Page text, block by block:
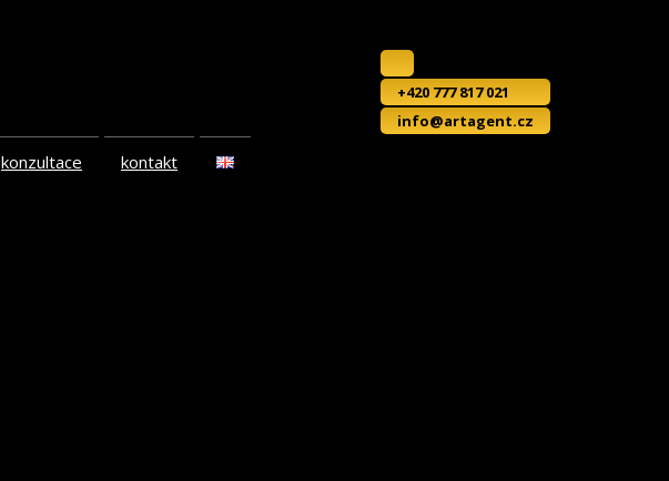
+420 777 817 021
info@artagent.cz
konzultace kontakt